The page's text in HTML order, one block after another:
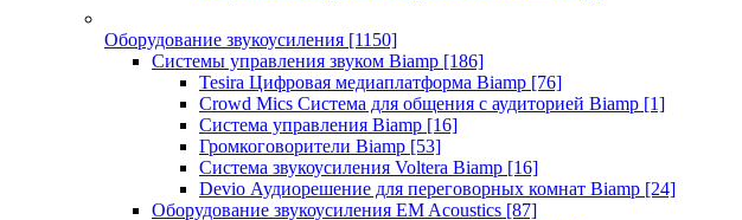
Оборудование звукоусиления [1150]
Системы управления звуком Biamp [186]
Tesira Цифровая медиаплатформа Biamp [76]
Crowd Mics Система для общения с аудиторией Biamp [1]
Система управления Biamp [16]
Громкоговорители Biamp [53]
Система звукоусиления Voltera Biamp [16]
Devio Аудиорешение для переговорных комнат Biamp [24]
Оборудование звукоусиления EM Acoustics [87]